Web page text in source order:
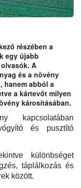
részében a
egy újabb
A
és a növény
hanem abból a
a kártevőt milyen
károsításában.
és pusztító
különbséget
táplálkozás és
között.